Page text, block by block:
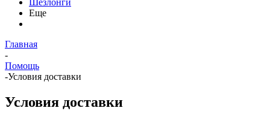
Шезлонги
Еще
Главная
-
Помощь
-Условия доставки
Условия доставки